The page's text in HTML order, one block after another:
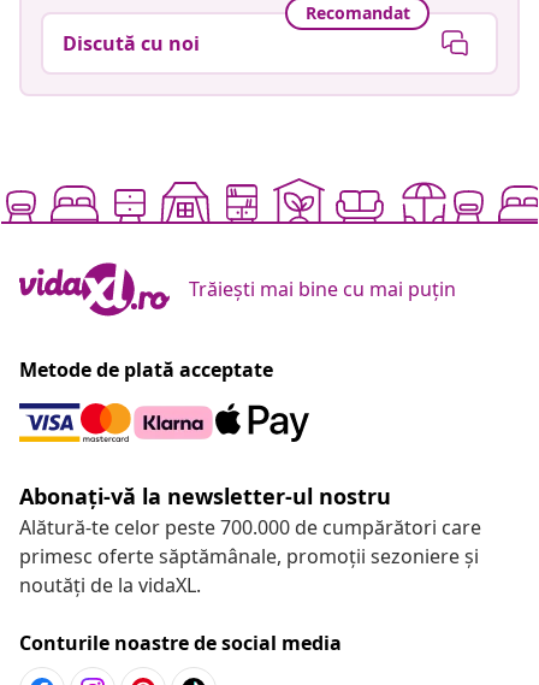
Recomandat
Discută cu noi
Trăiești mai bine cu mai puțin
Metode de plată acceptate
Abonați-vă la newsletter-ul nostru
Alătură-te celor peste 700.000 de cumpărători care
primesc oferte săptămânale, promoții sezoniere și
noutăți de la vidaXL.
Conturile noastre de social media